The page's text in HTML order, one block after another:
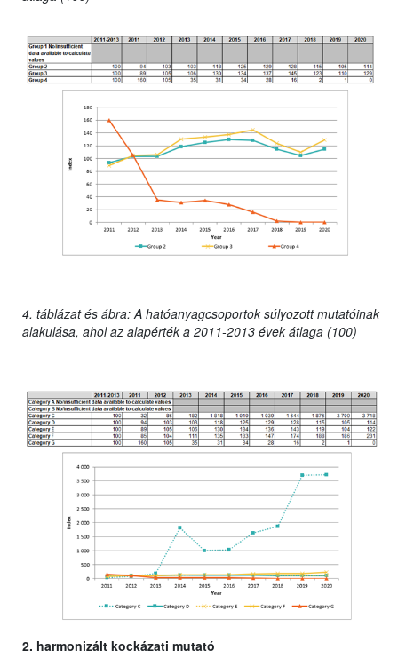
4. táblázat és ábra: A hatóanyagcsoportok súlyozott mutatóinak
alakulása, ahol az alapérték a 2011-2013 évek átlaga (100)
2. harmonizált kockázati mutató